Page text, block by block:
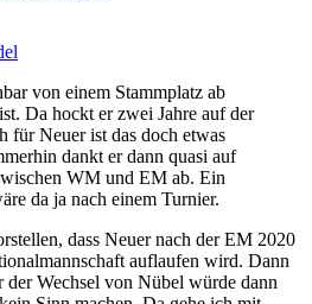
von einem Stammplatz ab
Da hockt er zwei Jahre auf der
für Neuer ist das doch etwas
dankt er dann quasi auf
WM und EM ab. Ein
da ja nach einem Turnier.
dass Neuer nach der EM 2020
auflaufen wird. Dann
der Wechsel von Nübel würde dann